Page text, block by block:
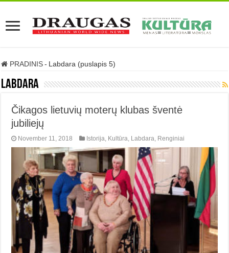
PRADINIS - Labdara (puslapis 5)
Labdara
Čikagos lietuvių moterų klubas šventė
jubiliejų
November 11, 2018 Istorija, Kultūra, Labdara, Renginiai